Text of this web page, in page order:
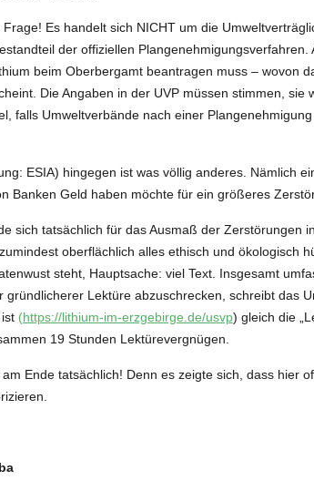
Es handelt sich NICHT um die
der offiziellen Plangenehmigungsverfahren.
beim Oberbergamt beantragen muss – wovon
Die Angaben in der UVP müssen stimmen, sie
falls Umweltverbände nach einer
ESIA) hingegen ist was völlig anderes. Nämlich
Banken Geld haben möchte für ein größeres
sich tatsächlich für das Ausmaß der Zerstörungen
oberflächlich alles ethisch und ökologisch
steht, Hauptsache: viel Text. Insgesamt
gründlicherer Lektüre abzuschrecken, schreibt das
(https://lithium-im-erzgebirge.de/usvp) gleich die
19 Stunden Lektürevergnügen.
Ende tatsächlich! Denn es zeigte sich, dass hier